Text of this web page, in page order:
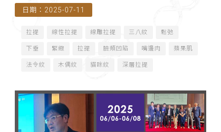
海）」講師
日期：2025-07-11
拉提 線性拉提 線雕拉提 三八紋 鬆弛
下垂 緊緻 拉提 臉頰凹陷 嘴邊肉 蘋果肌
法令紋 木偶紋 貓咪紋 深層拉提